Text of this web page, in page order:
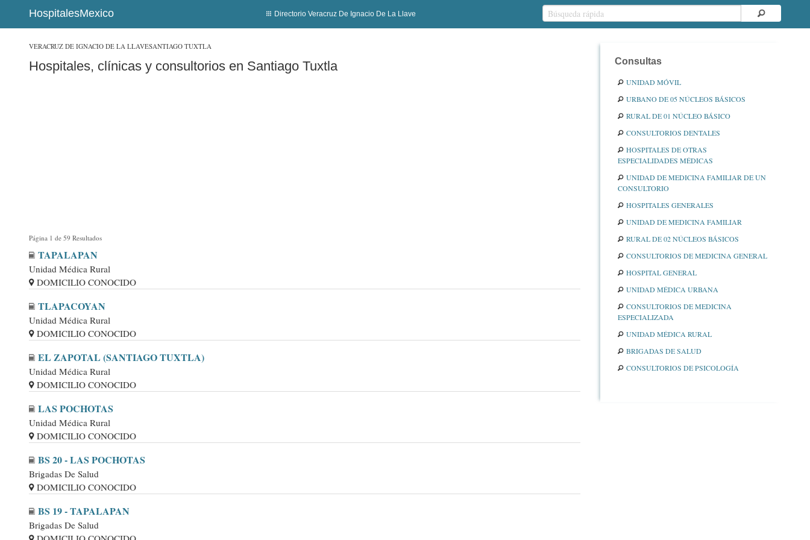
HospitalesMexico Directorio Veracruz De Ignacio De La Llave
VERACRUZ DE IGNACIO DE LA LLAVESANTIAGO TUXTLA
Hospitales, clínicas y consultorios en Santiago Tuxtla
Página 1 de 59 Resultados
TAPALAPAN
Unidad Médica Rural
DOMICILIO CONOCIDO
TLAPACOYAN
Unidad Médica Rural
DOMICILIO CONOCIDO
EL ZAPOTAL (SANTIAGO TUXTLA)
Unidad Médica Rural
DOMICILIO CONOCIDO
LAS POCHOTAS
Unidad Médica Rural
DOMICILIO CONOCIDO
BS 20 - LAS POCHOTAS
Brigadas De Salud
DOMICILIO CONOCIDO
BS 19 - TAPALAPAN
Brigadas De Salud
Consultas
UNIDAD MÓVIL
URBANO DE 05 NÚCLEOS BÁSICOS
RURAL DE 01 NÚCLEO BÁSICO
CONSULTORIOS DENTALES
HOSPITALES DE OTRAS
ESPECIALIDADES MÉDICAS
UNIDAD DE MEDICINA FAMILIAR DE UN
CONSULTORIO
HOSPITALES GENERALES
UNIDAD DE MEDICINA FAMILIAR
RURAL DE 02 NÚCLEOS BÁSICOS
CONSULTORIOS DE MEDICINA GENERAL
HOSPITAL GENERAL
UNIDAD MÉDICA URBANA
CONSULTORIOS DE MEDICINA
ESPECIALIZADA
UNIDAD MÉDICA RURAL
BRIGADAS DE SALUD
CONSULTORIOS DE PSICOLOGÍA